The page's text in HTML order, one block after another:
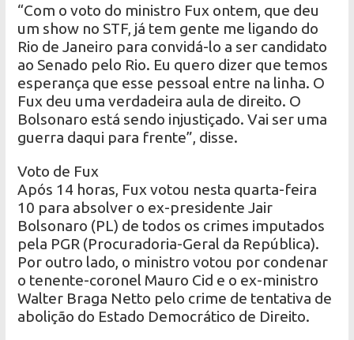
“Com o voto do ministro Fux ontem, que deu
um show no STF, já tem gente me ligando do
Rio de Janeiro para convidá-lo a ser candidato
ao Senado pelo Rio. Eu quero dizer que temos
esperança que esse pessoal entre na linha. O
Fux deu uma verdadeira aula de direito. O
Bolsonaro está sendo injustiçado. Vai ser uma
guerra daqui para frente”, disse.
Voto de Fux
Após 14 horas, Fux votou nesta quarta-feira
10 para absolver o ex-presidente Jair
Bolsonaro (PL) de todos os crimes imputados
pela PGR (Procuradoria-Geral da República).
Por outro lado, o ministro votou por condenar
o tenente-coronel Mauro Cid e o ex-ministro
Walter Braga Netto pelo crime de tentativa de
abolição do Estado Democrático de Direito.